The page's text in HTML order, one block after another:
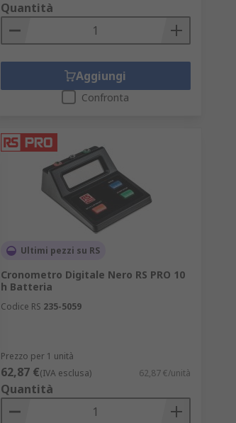
Quantità
Aggiungi
Confronta
Ultimi pezzi su RS
Cronometro Digitale Nero RS PRO 10
h Batteria
Codice RS 235-5059
Prezzo per 1 unità
62,87 €(IVA esclusa) 62,87 €/unità
Quantità